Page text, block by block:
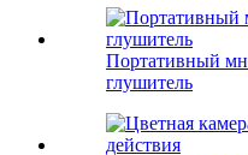
Портативный
глушитель